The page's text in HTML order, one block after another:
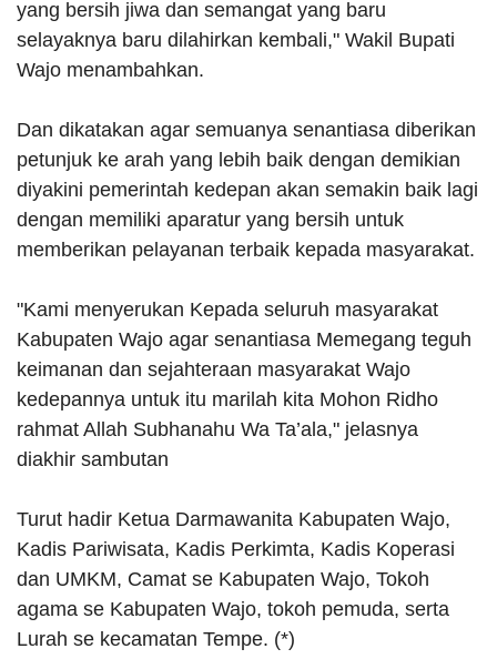
yang bersih jiwa dan semangat yang baru
selayaknya baru dilahirkan kembali," Wakil Bupati
Wajo menambahkan.
Dan dikatakan agar semuanya senantiasa diberikan
petunjuk ke arah yang lebih baik dengan demikian
diyakini pemerintah kedepan akan semakin baik lagi
dengan memiliki aparatur yang bersih untuk
memberikan pelayanan terbaik kepada masyarakat.
"Kami menyerukan Kepada seluruh masyarakat
Kabupaten Wajo agar senantiasa Memegang teguh
keimanan dan sejahteraan masyarakat Wajo
kedepannya untuk itu marilah kita Mohon Ridho
rahmat Allah Subhanahu Wa Ta’ala," jelasnya
diakhir sambutan
Turut hadir Ketua Darmawanita Kabupaten Wajo,
Kadis Pariwisata, Kadis Perkimta, Kadis Koperasi
dan UMKM, Camat se Kabupaten Wajo, Tokoh
agama se Kabupaten Wajo, tokoh pemuda, serta
Lurah se kecamatan Tempe. (*)